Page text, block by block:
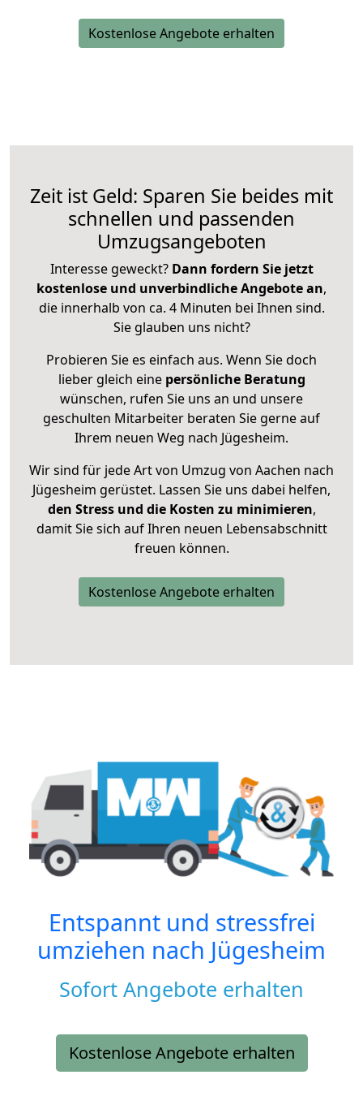
Kostenlose Angebote erhalten
Zeit ist Geld: Sparen Sie beides mit
schnellen und passenden
Umzugsangeboten
Interesse geweckt? Dann fordern Sie jetzt
kostenlose und unverbindliche Angebote an,
die innerhalb von ca. 4 Minuten bei Ihnen sind.
Sie glauben uns nicht?
Probieren Sie es einfach aus. Wenn Sie doch
lieber gleich eine persönliche Beratung
wünschen, rufen Sie uns an und unsere
geschulten Mitarbeiter beraten Sie gerne auf
Ihrem neuen Weg nach Jügesheim.
Wir sind für jede Art von Umzug von Aachen nach
Jügesheim gerüstet. Lassen Sie uns dabei helfen,
den Stress und die Kosten zu minimieren,
damit Sie sich auf Ihren neuen Lebensabschnitt
freuen können.
Kostenlose Angebote erhalten
Entspannt und stressfrei
umziehen nach Jügesheim
Sofort Angebote erhalten
Kostenlose Angebote erhalten